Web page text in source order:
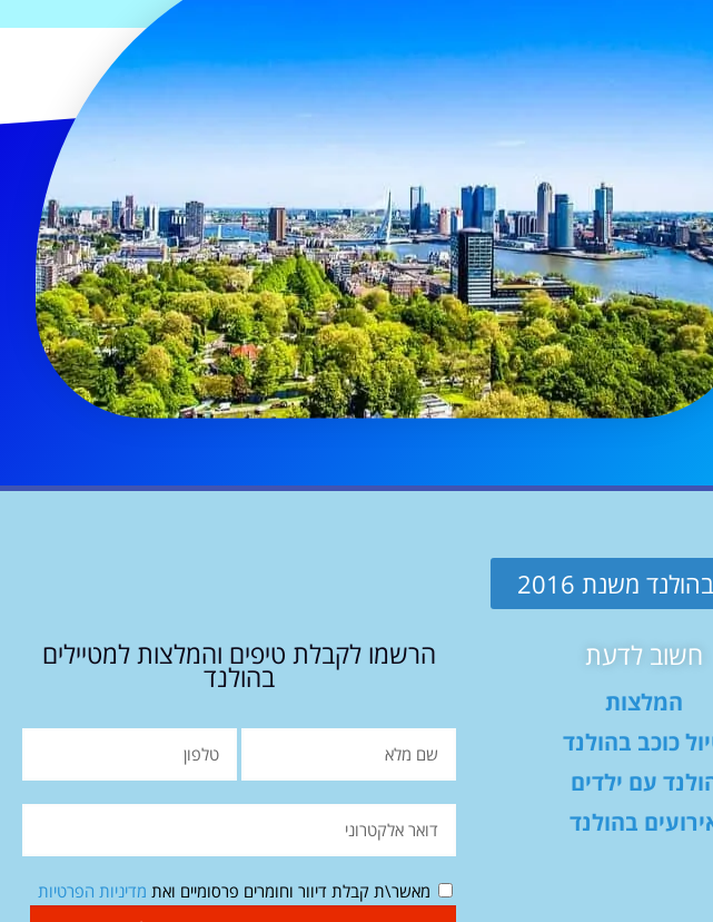
משנת 2016
חשוב לדעת
המלצות
כוכב בהולנד
עם ילדים
בהולנד
הרשמו לקבלת טיפים והמלצות למטיילים
בהולנד
מאשר\ת קבלת דיוור וחומרים פרסומיים ואת מדיניות הפרטיות